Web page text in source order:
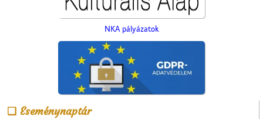
NKA pályázatok
Eseménynaptár